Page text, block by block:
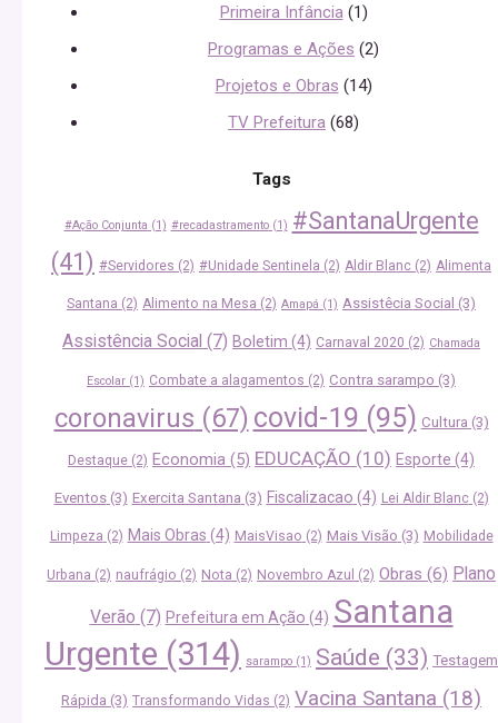
Primeira Infância(1)
Programas e Ações (2)
Projetos e Obras (14)
TV Prefeitura (68)
Tags
#Ação Conjunta (1) #recadastramento(1) #SantanaUrgente
(41) #Servidores (2) #Unidade Sentinela (2) Aldir Blanc (2) Alimenta
Santana (2) Alimento na Mesa (2) Amapá (1) Assistêcia Social (3)
Assistência Social (7) Boletim (4) Carnaval 2020 (2) Chamada
Escolar (1) Combate a alagamentos (2) Contra sarampo (3)
coronavirus (67) covid-19 (95) Cultura (3)
Destaque (2) Economia (5) EDUCAÇÃO (10) Esporte (4)
Eventos(3) Exercita Santana (3) Fiscalizacao (4) Lei Aldir Blanc (2)
Limpeza (2) Mais Obras (4) MaisVisao (2) Mais Visão (3) Mobilidade
Urbana (2) naufrágio (2) Nota (2) Novembro Azul (2) Obras (6) Plano
Verão (7) Prefeitura em Ação (4) Santana
Urgente (314) sarampo (1) Saúde (33) Testagem
Rápida (3) Transformando Vidas (2) Vacina Santana (18)